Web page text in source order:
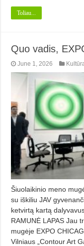
Toliau...
Quo vadis,
June 1, 2026
Šiuolaikinio meno
su iškiliu JAV
ketvirtą kartą
RAMUNĖ LAPAS Jau
mugėje EXPO
Vilniaus „Contour Art